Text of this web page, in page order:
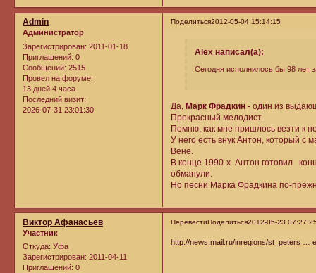
Поделиться2012-05-04 15:14:15
Admin
Администратор
Зарегистрирован: 2011-01-18
Приглашений: 0
Сообщений: 2515
Провел на форуме:
13 дней 4 часа
Последний визит:
2026-07-31 23:01:30
Alex написал(а):
Сегодня исполнилось бы 98 лет
Да, Марк Фрадкин- один из
Прекрасный мелодист.
Помню, как мне пришлось везти к
У него есть внук Антон, который с
Вене.
В конце 1990-х Антон готовил
обманули.
Но песни Марка Фрадкина по-
ПеревестиПоделиться2012-05-23
Виктор Афанасьев
Участник
Откуда: Уфа
Зарегистрирован: 2011-04-11
Приглашений: 0
http://news.mail.ru/inregions/st_peters …